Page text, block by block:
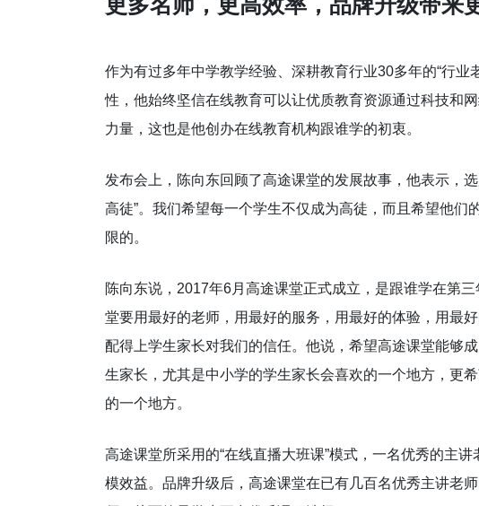
作为有过多年中学教学经验、深耕教育行业30多年的“行
性，他始终坚信在线教育可以让优质教育资源通过科技和
力量，这也是他创办在线教育机构跟谁学的初衷。
发布会上，陈向东回顾了高途课堂的发展故事，他表示，
高徒”。我们希望每一个学生不仅成为高徒，而且希望他
限的。
陈向东说，2017年6月高途课堂正式成立，是跟谁学在第
堂要用最好的老师，用最好的服务，用最好的体验，用最
配得上学生家长对我们的信任。他说，希望高途课堂能够
生家长，尤其是中小学的学生家长会喜欢的一个地方，更
的一个地方。
高途课堂所采用的“在线直播大班课”模式，一名优秀的主
模效益。品牌升级后，高途课堂在已有几百名优秀主讲老